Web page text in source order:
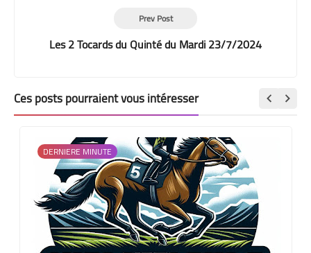
Prev Post
Les 2 Tocards du Quinté du Mardi 23/7/2024
Ces posts pourraient vous intéresser
DERNIERE MINUTE